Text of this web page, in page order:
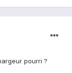
pourri ?